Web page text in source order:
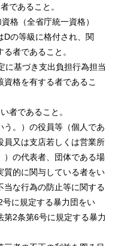
であること。
格（全省庁統一資格）
Dの等級に格付され、関
者であること。
基づき支出負担行為担当
格を有する者であるこ
者であること。
。）の役員等（個人であ
員又は支店若しくは営業所
）の代表者、団体である場
質的に関与している者をい
当な行為の防止等に関する
に規定する暴力団をい
第2条第6号に規定する暴力